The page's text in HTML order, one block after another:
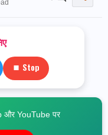
⏹ Stop
YouTube पर